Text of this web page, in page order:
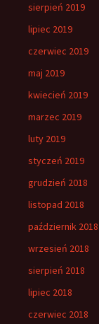
sierpień 2019
lipiec 2019
czerwiec 2019
maj 2019
kwiecień 2019
marzec 2019
luty 2019
styczeń 2019
grudzień 2018
listopad 2018
październik 2018
wrzesień 2018
sierpień 2018
lipiec 2018
czerwiec 2018